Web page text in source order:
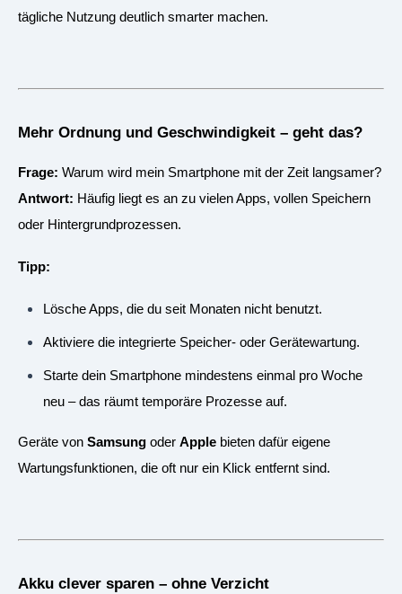
tägliche Nutzung deutlich smarter machen.
Mehr Ordnung und Geschwindigkeit – geht das?
Frage: Warum wird mein Smartphone mit der Zeit langsamer?
Antwort: Häufig liegt es an zu vielen Apps, vollen Speichern
oder Hintergrundprozessen.
Tipp:
Lösche Apps, die du seit Monaten nicht benutzt.
Aktiviere die integrierte Speicher- oder Gerätewartung.
Starte dein Smartphone mindestens einmal pro Woche
neu – das räumt temporäre Prozesse auf.
Geräte von Samsung oder Apple bieten dafür eigene
Wartungsfunktionen, die oft nur ein Klick entfernt sind.
Akku clever sparen – ohne Verzicht